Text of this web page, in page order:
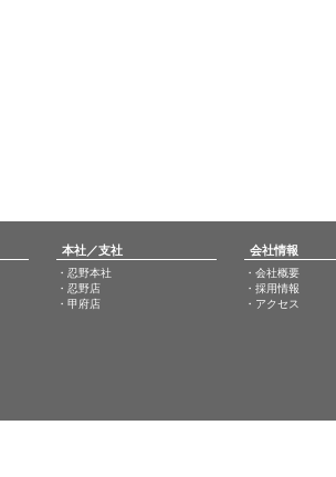
本社／支社
・忍野本社
・忍野店
・甲府店
会社情報
・会社概要
・採用情報
・アクセス